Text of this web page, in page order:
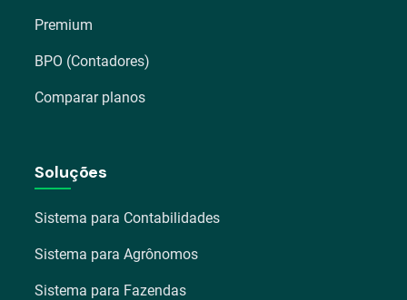
Premium
BPO (Contadores)
Comparar planos
Soluções
Sistema para Contabilidades
Sistema para Agrônomos
Sistema para Fazendas